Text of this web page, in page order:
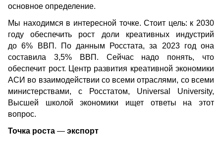
основное определение.
Мы находимся в интересной точке. Стоит цель: к 2030
году обеспечить рост доли креативных индустрий
до 6% ВВП. По данным Росстата, за 2023 год она
составила 3,5% ВВП. Сейчас надо понять, что
обеспечит рост. Центр развития креативной экономики
АСИ во взаимодействии со всеми отраслями, со всеми
министерствами, с Росстатом, Universal University,
Высшей школой экономики ищет ответы на этот
вопрос.
Точка роста — экспорт